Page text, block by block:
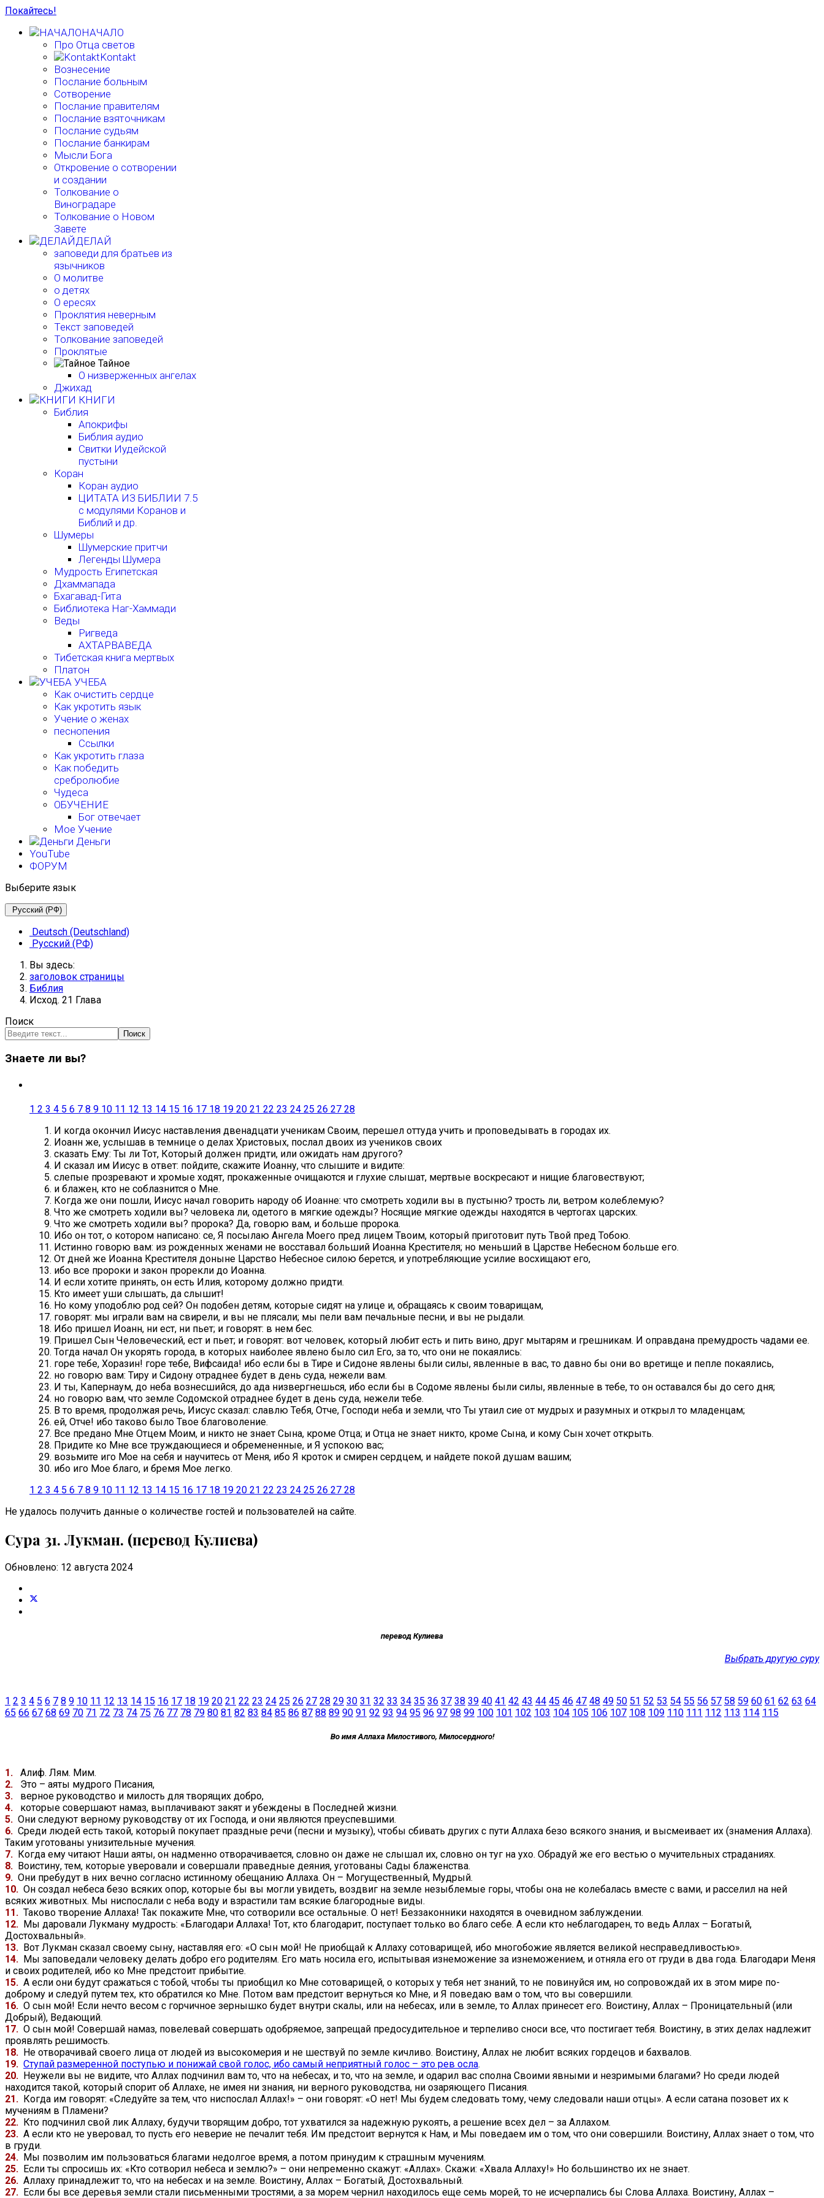
Покайтесь!
НАЧАЛО
Про Отца светов
Kontakt
Вознесение
Послание больным
Сотворение
Послание правителям
Послание взяточникам
Послание судьям
Послание банкирам
Мысли Бога
Откровение о сотворении
и создании
Толкование о
Виноградаре
Толкование о Новом
Завете
ДЕЛАЙ
заповеди для братьев из
язычников
О молитве
о детях
О ересях
Проклятия неверным
Текст заповедей
Толкование заповедей
Проклятые
Тайное
О низверженных ангелах
Джихад
КНИГИ
Библия
Апокрифы
Библия аудио
Свитки Иудейской
пустыни
Коран
Коран аудио
ЦИТАТА ИЗ БИБЛИИ 7.5
с модулями Коранов и
Библий и др.
Шумеры
Шумерские притчи
Легенды Шумера
Мудрость Египетская
Дхаммапада
Бхагавад-Гита
Библиотека Наг-Хаммади
Веды
Ригведа
АХТАРВАВЕДА
Тибетская книга мертвых
Платон
УЧЕБА
Как очистить сердце
Как укротить язык
Учение о женах
песнопения
Ссылки
Как укротить глаза
Как победить
сребролюбие
Чудеса
ОБУЧЕНИЕ
Бог отвечает
Мое Учение
Деньги
YouTube
ФОРУМ
Выберите язык
Русский (РФ)
Deutsch (Deutschland)
Русский (РФ)
Вы здесь:
заголовок страницы
Библия
Исход. 21 Глава
Поиск
Поиск
Знаете ли вы?
1 2 3 4 5 6 7 8 9 10 11 12 13 14 15 16 17 18 19 20 21 22 23 24 25 26 27 28
И когда окончил Иисус наставления двенадцати ученикам Своим, перешел оттуда учить и проповедывать в городах их.
Иоанн же, услышав в темнице о делах Христовых, послал двоих из учеников своих
сказать Ему: Ты ли Тот, Который должен придти, или ожидать нам другого?
И сказал им Иисус в ответ: пойдите, скажите Иоанну, что слышите и видите:
слепые прозревают и хромые ходят, прокаженные очищаются и глухие слышат, мертвые воскресают и нищие благовествуют;
и блажен, кто не соблазнится о Мне.
Когда же они пошли, Иисус начал говорить народу об Иоанне: что смотреть ходили вы в пустыню? трость ли, ветром колеблемую?
Что же смотреть ходили вы? человека ли, одетого в мягкие одежды? Носящие мягкие одежды находятся в чертогах царских.
Что же смотреть ходили вы? пророка? Да, говорю вам, и больше пророка.
Ибо он тот, о котором написано: се, Я посылаю Ангела Моего пред лицем Твоим, который приготовит путь Твой пред Тобою.
Истинно говорю вам: из рожденных женами не восставал больший Иоанна Крестителя; но меньший в Царстве Небесном больше его.
От дней же Иоанна Крестителя доныне Царство Небесное силою берется, и употребляющие усилие восхищают его,
ибо все пророки и закон прорекли до Иоанна.
И если хотите принять, он есть Илия, которому должно придти.
Кто имеет уши слышать, да слышит!
Но кому уподоблю род сей? Он подобен детям, которые сидят на улице и, обращаясь к своим товарищам,
говорят: мы играли вам на свирели, и вы не плясали; мы пели вам печальные песни, и вы не рыдали.
Ибо пришел Иоанн, ни ест, ни пьет; и говорят: в нем бес.
Пришел Сын Человеческий, ест и пьет; и говорят: вот человек, который любит есть и пить вино, друг мытарям и грешникам. И оправдана премудрость чадами ее.
Тогда начал Он укорять города, в которых наиболее явлено было сил Его, за то, что они не покаялись:
горе тебе, Хоразин! горе тебе, Вифсаида! ибо если бы в Тире и Сидоне явлены были силы, явленные в вас, то давно бы они во вретище и пепле покаялись,
но говорю вам: Тиру и Сидону отраднее будет в день суда, нежели вам.
И ты, Капернаум, до неба вознесшийся, до ада низвергнешься, ибо если бы в Содоме явлены были силы, явленные в тебе, то он оставался бы до сего дня;
но говорю вам, что земле Содомской отраднее будет в день суда, нежели тебе.
В то время, продолжая речь, Иисус сказал: славлю Тебя, Отче, Господи неба и земли, что Ты утаил сие от мудрых и разумных и открыл то младенцам;
ей, Отче! ибо таково было Твое благоволение.
Все предано Мне Отцем Моим, и никто не знает Сына, кроме Отца; и Отца не знает никто, кроме Сына, и кому Сын хочет открыть.
Придите ко Мне все труждающиеся и обремененные, и Я успокою вас;
возьмите иго Мое на себя и научитесь от Меня, ибо Я кроток и смирен сердцем, и найдете покой душам вашим;
ибо иго Мое благо, и бремя Мое легко.
1 2 3 4 5 6 7 8 9 10 11 12 13 14 15 16 17 18 19 20 21 22 23 24 25 26 27 28
Не удалось получить данные о количестве гостей и пользователей на сайте.
Сура 31. Лукмaн. (перевод Кулиева)
Обновлено: 12 августа 2024
перевод Кулиева
Выбрать другую суру
1 2 3 4 5 6 7 8 9 10 11 12 13 14 15 16 17 18 19 20 21 22 23 24 25 26 27 28 29 30 31 32 33 34 35 36 37 38 39 40 41 42 43 44 45 46 47 48 49 50 51 52 53 54 55 56 57 58 59 60 61 62 63 64
65 66 67 68 69 70 71 72 73 74 75 76 77 78 79 80 81 82 83 84 85 86 87 88 89 90 91 92 93 94 95 96 97 98 99 100 101 102 103 104 105 106 107 108 109 110 111 112 113 114 115
Во имя Аллаха Милостивого, Милосердного!
1.
Алиф. Лям. Мим.
2.
Это – аяты мудрого Писания,
3.
верное руководство и милость для творящих добро,
4.
которые совершают намаз, выплачивают закят и убеждены в Последней жизни.
5. Они следуют верному руководству от их Господа, и они являются преуспевшими.
6. Среди людей есть такой, который покупает праздные речи (песни и музыку), чтобы сбивать других с пути Аллаха безо всякого знания, и высмеивает их (знамения Аллаха).
Таким уготованы унизительные мучения.
7. Когда ему читают Наши аяты, он надменно отворачивается, словно он даже не слышал их, словно он туг на ухо. Обрадуй же его вестью о мучительных страданиях.
8. Воистину, тем, которые уверовали и совершали праведные деяния, уготованы Сады блаженства.
9. Они пребудут в них вечно согласно истинному обещанию Аллаха. Он – Могущественный, Мудрый.
10. Он создал небеса безо всяких опор, которые бы вы могли увидеть, воздвиг на земле незыблемые горы, чтобы она не колебалась вместе с вами, и расселил на ней
всяких животных. Мы ниспослали с неба воду и взрастили там всякие благородные виды.
11. Таково творение Аллаха! Так покажите Мне, что сотворили все остальные. О нет! Беззаконники находятся в очевидном заблуждении.
12. Мы даровали Лукману мудрость: «Благодари Аллаха! Тот, кто благодарит, поступает только во благо себе. А если кто неблагодарен, то ведь Аллах – Богатый,
Достохвальный».
13. Вот Лукман сказал своему сыну, наставляя его: «О сын мой! Не приобщай к Аллаху сотоварищей, ибо многобожие является великой несправедливостью».
14. Мы заповедали человеку делать добро его родителям. Его мать носила его, испытывая изнеможение за изнеможением, и отняла его от груди в два года. Благодари Меня
и своих родителей, ибо ко Мне предстоит прибытие.
15. А если они будут сражаться с тобой, чтобы ты приобщил ко Мне сотоварищей, о которых у тебя нет знаний, то не повинуйся им, но сопровождай их в этом мире по-
доброму и следуй путем тех, кто обратился ко Мне. Потом вам предстоит вернуться ко Мне, и Я поведаю вам о том, что вы совершили.
16. О сын мой! Если нечто весом с горчичное зернышко будет внутри скалы, или на небесах, или в земле, то Аллах принесет его. Воистину, Аллах – Проницательный (или
Добрый), Ведающий.
17. О сын мой! Совершай намаз, повелевай совершать одобряемое, запрещай предосудительное и терпеливо сноси все, что постигает тебя. Воистину, в этих делах надлежит
проявлять решимость.
18. Не отворачивай своего лица от людей из высокомерия и не шествуй по земле кичливо. Воистину, Аллах не любит всяких гордецов и бахвалов.
19. Ступай размеренной поступью и понижай свой голос, ибо самый неприятный голос – это рев осла.
20. Неужели вы не видите, что Аллах подчинил вам то, что на небесах, и то, что на земле, и одарил вас сполна Своими явными и незримыми благами? Но среди людей
находится такой, который спорит об Аллахе, не имея ни знания, ни верного руководства, ни озаряющего Писания.
21. Когда им говорят: «Следуйте за тем, что ниспослал Аллах!» – они говорят: «О нет! Мы будем следовать тому, чему следовали наши отцы». А если сатана позовет их к
мучениям в Пламени?
22. Кто подчинил свой лик Аллаху, будучи творящим добро, тот ухватился за надежную рукоять, а решение всех дел – за Аллахом.
23. А если кто не уверовал, то пусть его неверие не печалит тебя. Им предстоит вернутся к Нам, и Мы поведаем им о том, что они совершили. Воистину, Аллах знает о том, что
в груди.
24. Мы позволим им пользоваться благами недолгое время, а потом принудим к страшным мучениям.
25. Если ты спросишь их: «Кто сотворил небеса и землю?» – они непременно скажут: «Аллах». Скажи: «Хвала Аллаху!» Но большинство их не знает.
26. Аллаху принадлежит то, что на небесах и на земле. Воистину, Аллах – Богатый, Достохвальный.
27. Если бы все деревья земли стали письменными тростями, а за морем чернил находилось еще семь морей, то не исчерпались бы Слова Аллаха. Воистину, Аллах –